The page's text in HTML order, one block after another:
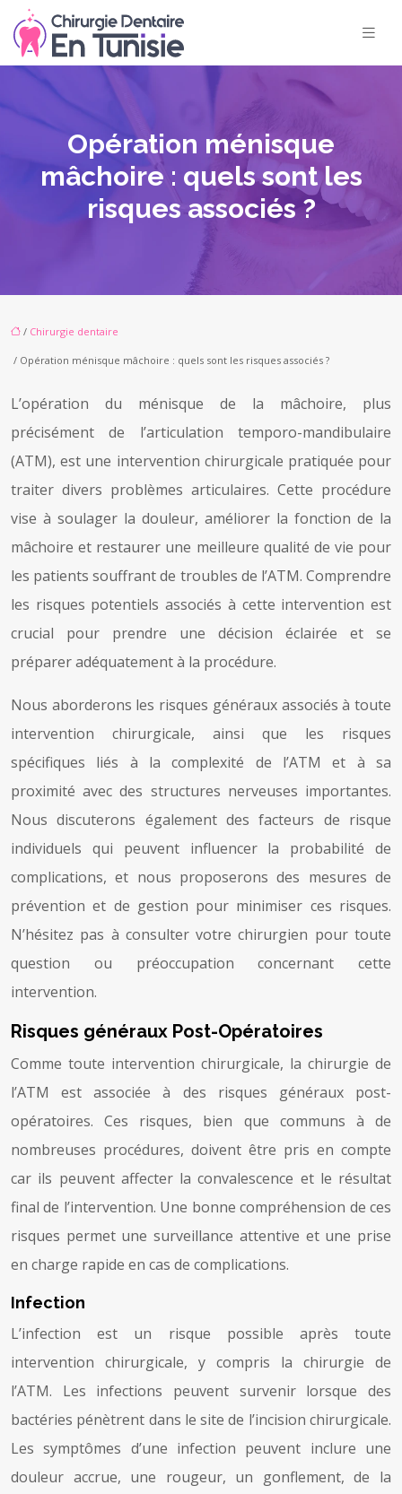
Opération ménisque
mâchoire : quels sont les
risques associés ?
/ Chirurgie dentaire
/ Opération ménisque mâchoire : quels sont les risques associés ?
L’opération du ménisque de la mâchoire, plus
précisément de l’articulation temporo-mandibulaire
(ATM), est une intervention chirurgicale pratiquée pour
traiter divers problèmes articulaires. Cette procédure
vise à soulager la douleur, améliorer la fonction de la
mâchoire et restaurer une meilleure qualité de vie pour
les patients souffrant de troubles de l’ATM. Comprendre
les risques potentiels associés à cette intervention est
crucial pour prendre une décision éclairée et se
préparer adéquatement à la procédure.
Nous aborderons les risques généraux associés à toute
intervention chirurgicale, ainsi que les risques
spécifiques liés à la complexité de l’ATM et à sa
proximité avec des structures nerveuses importantes.
Nous discuterons également des facteurs de risque
individuels qui peuvent influencer la probabilité de
complications, et nous proposerons des mesures de
prévention et de gestion pour minimiser ces risques.
N’hésitez pas à consulter votre chirurgien pour toute
question ou préoccupation concernant cette
intervention.
Risques généraux Post-Opératoires
Comme toute intervention chirurgicale, la chirurgie de
l’ATM est associée à des risques généraux post-
opératoires. Ces risques, bien que communs à de
nombreuses procédures, doivent être pris en compte
car ils peuvent affecter la convalescence et le résultat
final de l’intervention. Une bonne compréhension de ces
risques permet une surveillance attentive et une prise
en charge rapide en cas de complications.
Infection
L’infection est un risque possible après toute
intervention chirurgicale, y compris la chirurgie de
l’ATM. Les infections peuvent survenir lorsque des
bactéries pénètrent dans le site de l’incision chirurgicale.
Les symptômes d’une infection peuvent inclure une
douleur accrue, une rougeur, un gonflement, de la